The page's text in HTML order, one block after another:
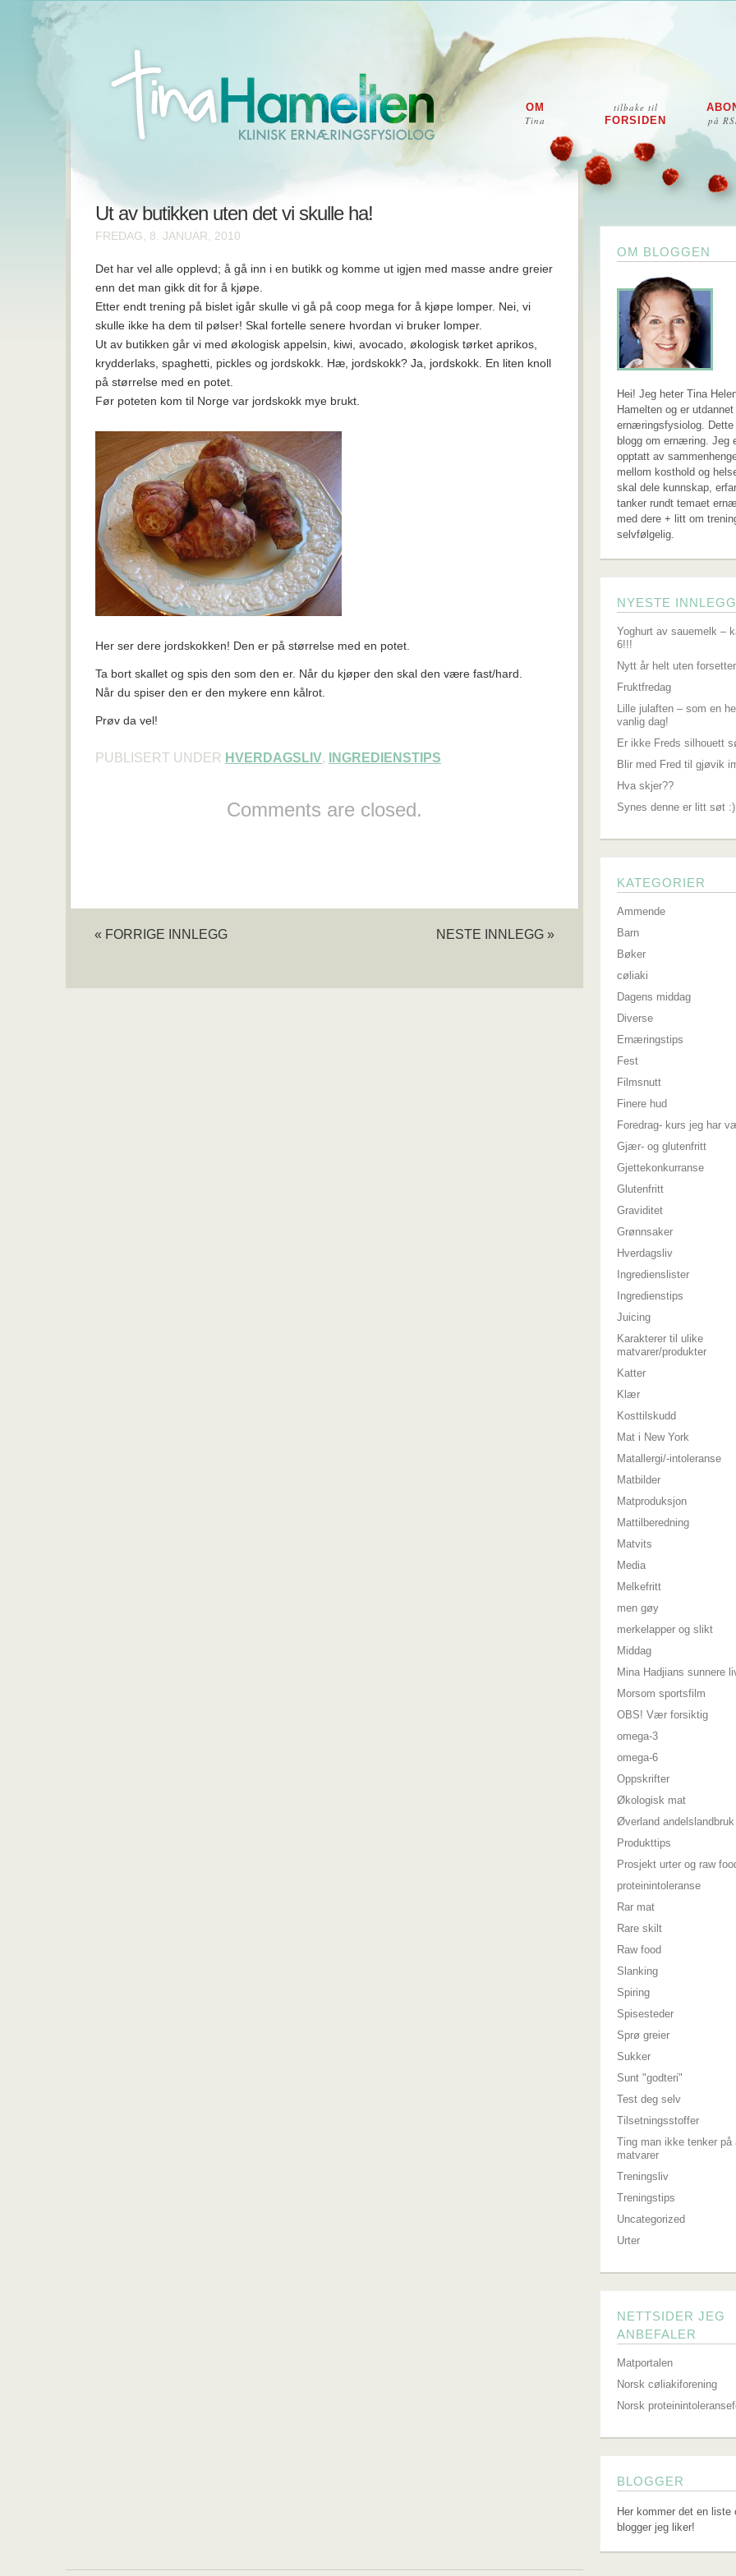
på
tilbake til
FORSIDEN
OM
Tina
Ut av butikken uten det vi skulle ha!
FREDAG, 8. JANUAR, 2010
Det har vel alle opplevd; å gå inn i en butikk og komme ut igjen med masse andre greier
enn det man gikk dit for å kjøpe.
Etter endt trening på bislet igår skulle vi gå på coop mega for å kjøpe lomper. Nei, vi
skulle ikke ha dem til pølser! Skal fortelle senere hvordan vi bruker lomper.
Ut av butikken går vi med økologisk appelsin, kiwi, avocado, økologisk tørket aprikos,
krydderlaks, spaghetti, pickles og jordskokk. Hæ, jordskokk? Ja, jordskokk. En liten knoll
på størrelse med en potet.
Før poteten kom til Norge var jordskokk mye brukt.
Her ser dere jordskokken! Den er på størrelse med en potet.
Ta bort skallet og spis den som den er. Når du kjøper den skal den være fast/hard.
Når du spiser den er den mykere enn kålrot.
Prøv da vel!
PUBLISERT UNDER HVERDAGSLIV, INGREDIENSTIPS
Comments are closed.
« FORRIGE INNLEGG NESTE INNLEGG »
OM BLOGGEN
Hei! Jeg heter Tina
Hamelten og er
ernæringsfysiolog. Dette
blogg om ernæring. Jeg
opptatt av
mellom kosthold og
skal dele kunnskap,
tanker rundt temaet
med dere + litt om
selvfølgelig.
NYESTE INNLEGG
Yoghurt av sauemelk –
6!!!
Nytt år helt uten forsetter
Fruktfredag
Lille julaften – som en
vanlig dag!
Er ikke Freds silhouett
Blir med Fred til gjøvik
Hva skjer??
Synes denne er litt søt :)
KATEGORIER
Ammende
Barn
Bøker
cøliaki
Dagens middag
Diverse
Ernæringstips
Fest
Filmsnutt
Finere hud
Foredrag- kurs jeg har
Gjær- og glutenfritt
Gjettekonkurranse
Glutenfritt
Graviditet
Grønnsaker
Hverdagsliv
Ingredienslister
Ingredienstips
Juicing
Karakterer til ulike
matvarer/produkter
Katter
Klær
Kosttilskudd
Mat i New York
Matallergi/-intoleranse
Matbilder
Matproduksjon
Mattilberedning
Matvits
Media
Melkefritt
men gøy
merkelapper og slikt
Middag
Mina Hadjians sunnere
Morsom sportsfilm
OBS! Vær forsiktig
omega-3
omega-6
Oppskrifter
Økologisk mat
Øverland andelslandbruk
Produkttips
Prosjekt urter og raw
proteinintoleranse
Rar mat
Rare skilt
Raw food
Slanking
Spiring
Spisesteder
Sprø greier
Sukker
Sunt "godteri"
Test deg selv
Tilsetningsstoffer
Ting man ikke tenker på
matvarer
Treningsliv
Treningstips
Uncategorized
Urter
NETTSIDER JEG
ANBEFALER
Matportalen
Norsk cøliakiforening
Norsk
BLOGGER
Her kommer det en liste
blogger jeg liker!